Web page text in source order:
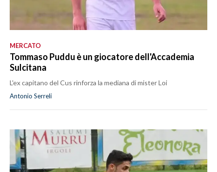
MERCATO
Tommaso Puddu è un giocatore dell'Accademia
Sulcitana
L'ex capitano del Cus rinforza la mediana di mister Loi
Antonio Serreli